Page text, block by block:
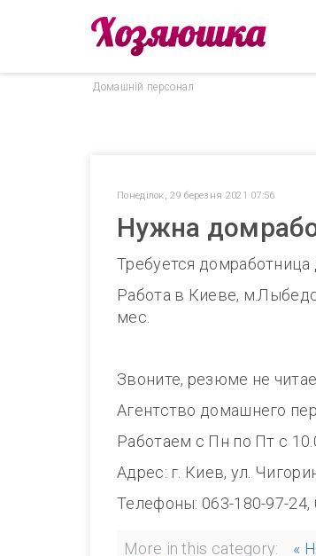
Домашнiй персонал
Понеділок, 29 березня 2021 07:56
Нужна
Требуется домработница
Работа в Киеве,
мес.
Звоните, резюме не
Агентство домашнего
Работаем с Пн по Пт с
Адрес: г. Киев, ул.
Телефоны: 063-180-97-24,
More in this category: «